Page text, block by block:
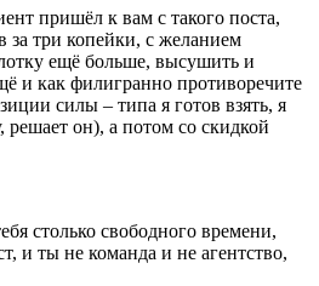
пришёл к вам с такого поста,
за три копейки, с желанием
ещё больше, высушить и
и как филигранно противоречите
силы – типа я готов взять, я
он), а потом со скидкой
столько свободного времени,
и ты не команда и не агентство,